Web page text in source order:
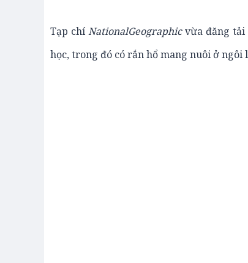
Tạp chíNationalGeographicvừa đăng tải
học, trong đó có rắn hổ mang nuôi ở ngôi